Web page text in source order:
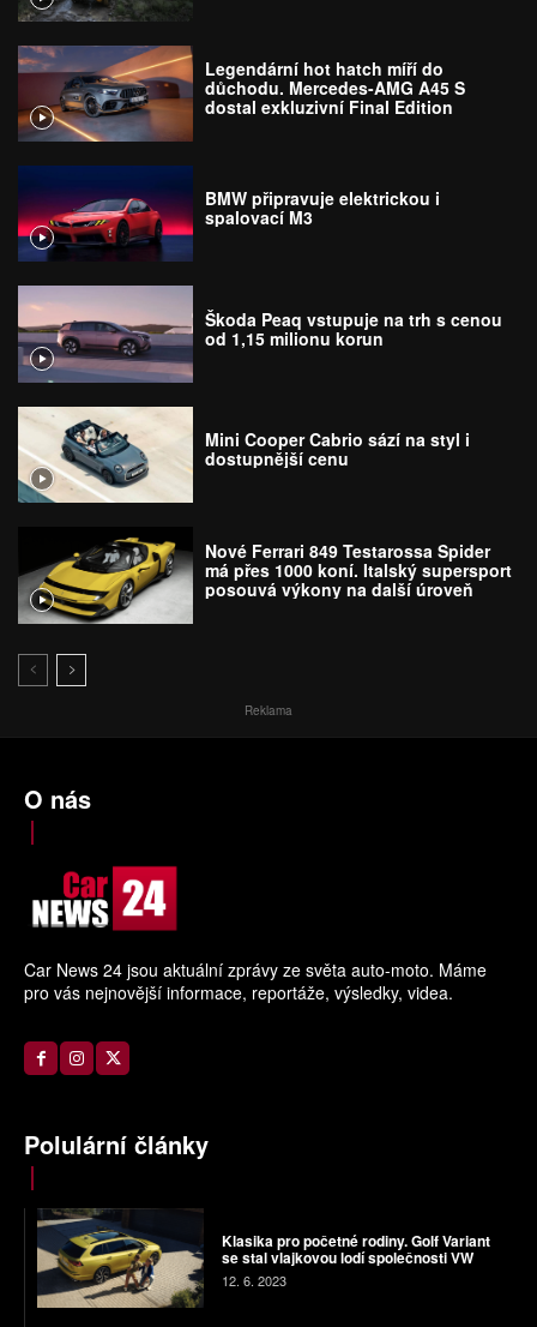
Legendární hot hatch míří do
důchodu. Mercedes-AMG A45 S
dostal exkluzivní Final Edition
BMW připravuje elektrickou i
spalovací M3
Škoda Peaq vstupuje na trh s cenou
od 1,15 milionu korun
Mini Cooper Cabrio sází na styl i
dostupnější cenu
Nové Ferrari 849 Testarossa Spider
má přes 1000 koní. Italský supersport
posouvá výkony na další úroveň
Reklama
O nás
Car News 24 jsou aktuální zprávy ze světa auto-moto. Máme
pro vás nejnovější informace, reportáže, výsledky, videa.
Polulární články
Klasika pro početné rodiny. Golf Variant
se stal vlajkovou lodí společnosti VW
12. 6. 2023